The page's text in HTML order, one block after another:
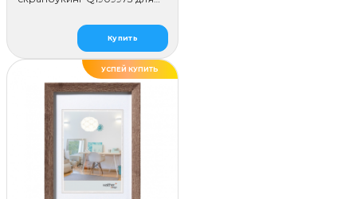
Купить
УСПЕЙ КУПИТЬ